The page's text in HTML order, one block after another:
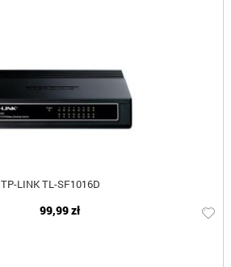
TP-LINK TL-SF1016D
99,99 zł